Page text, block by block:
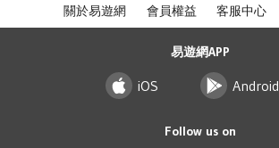
關於易遊網 會員權益 客服中心
易遊網APP
iOS Android
Follow us on